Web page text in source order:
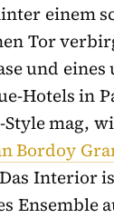
einem
Tor
und eines
Hotels in
Style mag,
Bordoy
Interior
Ensemble